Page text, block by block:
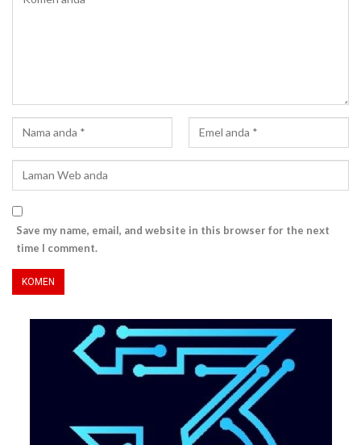
Save my name, email, and website in this browser for the next
time I comment.